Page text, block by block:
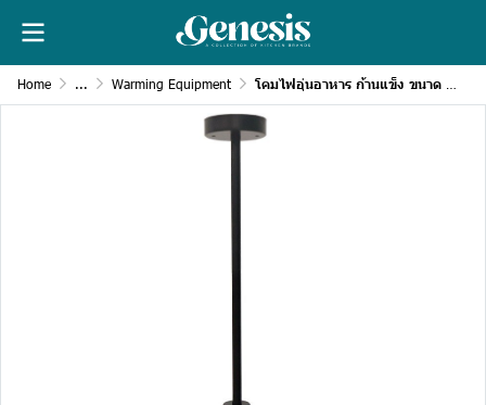
Home ... Warming Equipment โคมไฟอุ่นอาหาร ก้านแข็ง ขนาด 290 มม